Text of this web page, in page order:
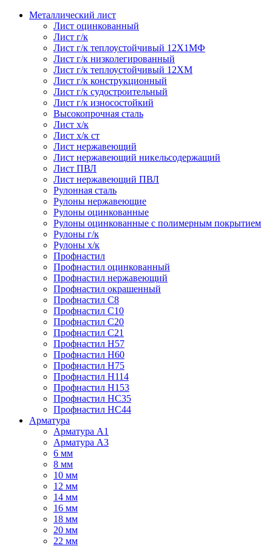
Металлический лист
Лист оцинкованный
Лист г/к
Лист г/к теплоустойчивый 12Х1МФ
Лист г/к низколегированный
Лист г/к теплоустойчивый 12ХМ
Лист г/к конструкционный
Лист г/к судостроительный
Лист г/к износостойкий
Высокопрочная сталь
Лист х/к
Лист х/к ст
Лист нержавеющий
Лист нержавеющий никельсодержащий
Лист ПВЛ
Лист нержавеющий ПВЛ
Рулонная сталь
Рулоны нержавеющие
Рулоны оцинкованные
Рулоны оцинкованные с полимерным покрытием
Рулоны г/к
Рулоны х/к
Профнастил
Профнастил оцинкованный
Профнастил нержавеющий
Профнастил окрашенный
Профнастил С8
Профнастил С10
Профнастил С20
Профнастил С21
Профнастил Н57
Профнастил Н60
Профнастил Н75
Профнастил Н114
Профнастил Н153
Профнастил НС35
Профнастил НС44
Арматура
Арматура А1
Арматура А3
6 мм
8 мм
10 мм
12 мм
14 мм
16 мм
18 мм
20 мм
22 мм